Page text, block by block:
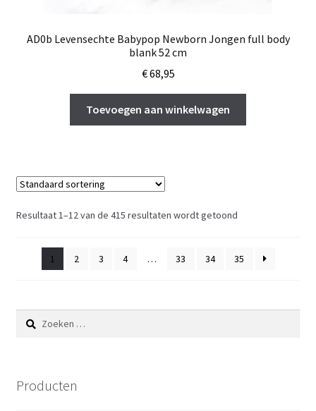
AD0b Levensechte Babypop Newborn Jongen full body
blank 52 cm
€68,95
Toevoegen aan winkelwagen
Resultaat 1–12 van de 415 resultaten wordt getoond
1 2 3 4 … 33 34 35
Zoeken
naar:
Producten